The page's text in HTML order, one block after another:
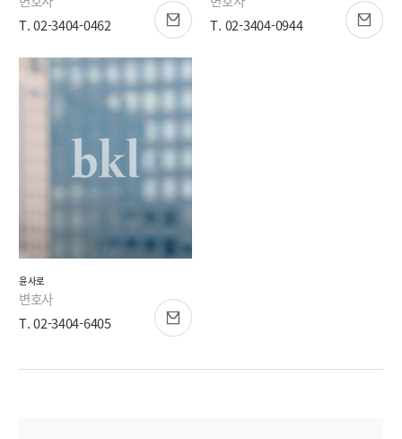
T. 02-3404-0462
T. 02-3404-0944
윤사로
변호사
T. 02-3404-6405